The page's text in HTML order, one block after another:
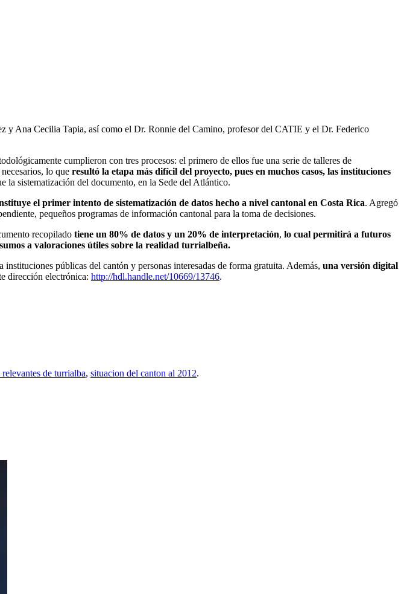
y Ana Cecilia Tapia, así como el Dr. Ronnie del Camino, profesor del CATIE y el Dr. Federico
cumplieron con tres procesos: el primero de ellos fue una serie de talleres de
lo que resultó la etapa más difícil del proyecto, pues en muchos casos, las instituciones
la sistematización del documento, en la Sede del Atlántico.
el primer intento de sistematización de datos hecho a nivel cantonal en Costa Rica. Agregó
pequeños programas de información cantonal para la toma de decisiones.
recopilado tiene un 80% de datos y un 20% de interpretación, lo cual permitirá a futuros
a valoraciones útiles sobre la realidad turrialbeña.
públicas del cantón y personas interesadas de forma gratuita. Además, una versión digital
dirección electrónica: http://hdl.handle.net/10669/13746.
relevantes de turrialba, situacion del canton al 2012.